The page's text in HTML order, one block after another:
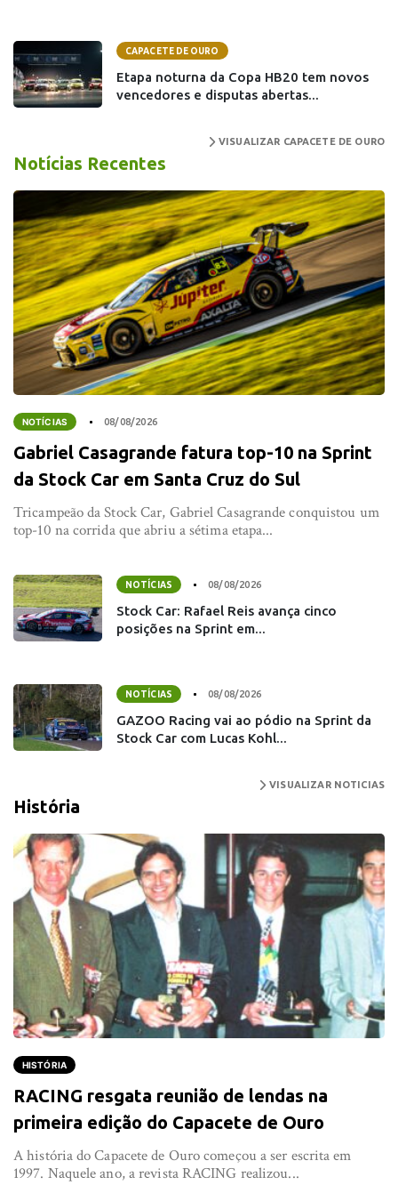
CAPACETE DE OURO
Etapa noturna da Copa HB20 tem novos
vencedores e disputas abertas...
VISUALIZAR CAPACETE DE OURO
Notícias Recentes
NOTÍCIAS 08/08/2026
Gabriel Casagrande fatura top-10 na Sprint
da Stock Car em Santa Cruz do Sul
Tricampeão da Stock Car, Gabriel Casagrande conquistou um
top-10 na corrida que abriu a sétima etapa...
NOTÍCIAS 08/08/2026
Stock Car: Rafael Reis avança cinco
posições na Sprint em...
NOTÍCIAS 08/08/2026
GAZOO Racing vai ao pódio na Sprint da
Stock Car com Lucas Kohl...
VISUALIZAR NOTICIAS
História
HISTÓRIA
RACING resgata reunião de lendas na
primeira edição do Capacete de Ouro
A história do Capacete de Ouro começou a ser escrita em
1997. Naquele ano, a revista RACING realizou...